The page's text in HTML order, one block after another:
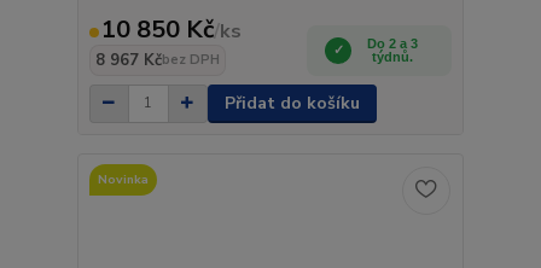
10 850 Kč/ks
8 967 Kčbez DPH
Do 2 a 3
týdnů.
Přidat do košíku
Novinka